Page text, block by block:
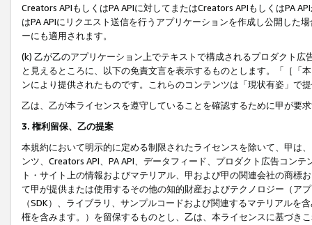
Creators APIもしくはPA APIに対してまたはCreators APIもしくはPA
はPA APIにリクエスト送信を行うアプリケーションを作成し公開した
ーにも適用されます。
(k) 乙が乙のアプリケーション上でテキストで構成されるプロダクト
と見えるところに、以下の免責文言を表示するものとします。「［「
ンにより提供されたものです。これらのコンテンツは「現状有姿」で
乙は、乙が本ライセンスを遵守していることを確認するために甲が要
3. 権利留保、乙の提案
本規約において明示的に定める制限されたライセンスを除いて、甲は
ンツ、Creators API、PA API、データフィード、プロダクト広告コン
ト・サイト上の情報およびマテリアル、甲および甲の関連会社の商
て甲が提供または使用するその他の知的財産およびテクノロジー（ア
（SDK）、ライブラリ、サンプルコードおよび関連するマテリアル
権を含みます。）を留保するものとし、乙は、本ライセンスに基づき